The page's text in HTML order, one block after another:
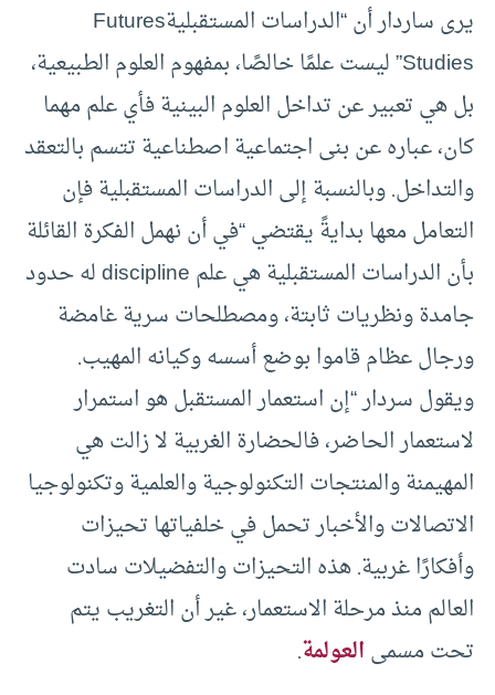
يرى ساردار أن “الدراسات المستقبليةFutures
Studies” ليست علمًا خالصًا، بمفهوم العلوم الطبيعية،
بل هي تعبير عن تداخل العلوم البينية فأي علم مهما
كان، عباره عن بنى اجتماعية اصطناعية تتسم بالتعقد
والتداخل. وبالنسبة إلى الدراسات المستقبلية فإن
التعامل معها بدايةً يقتضي “في أن نهمل الفكرة القائلة
بأن الدراسات المستقبلية هي علم discipline له حدود
جامدة ونظريات ثابتة، ومصطلحات سرية غامضة
ورجال عظام قاموا بوضع أسسه وكيانه المهيب.
ويقول سردار “إن استعمار المستقبل هو استمرار
لاستعمار الحاضر، فالحضارة الغربية لا زالت هي
المهيمنة والمنتجات التكنولوجية والعلمية وتكنولوجيا
الاتصالات والأخبار تحمل في خلفياتها تحيزات
وأفكارًا غربية. هذه التحيزات والتفضيلات سادت
العالم منذ مرحلة الاستعمار، غير أن التغريب يتم
تحت مسمىالعولمة.